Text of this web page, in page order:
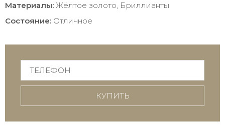
Материалы: Жёлтое золото, Бриллианты
Состояние: Отличное
КУПИТЬ